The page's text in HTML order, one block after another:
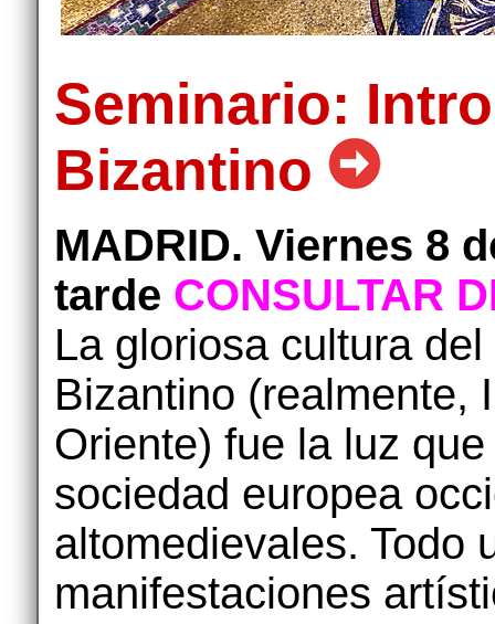
Seminario:
Bizantino
MADRID. Viernes 8
tarde CONSULTAR
La gloriosa cultura
Bizantino (realmente,
Oriente) fue la luz
sociedad europea
altomedievales. Todo
manifestaciones